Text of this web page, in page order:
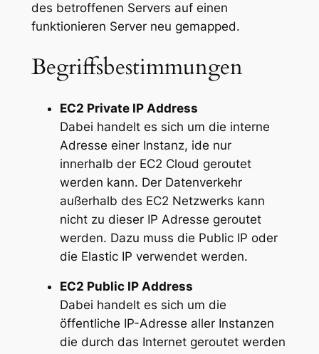
des betroffenen Servers auf einen
funktionieren Server neu gemapped.
Begriffsbestimmungen
EC2 Private IP Address
Dabei handelt es sich um die interne
Adresse einer Instanz, ide nur
innerhalb der EC2 Cloud geroutet
werden kann. Der Datenverkehr
außerhalb des EC2 Netzwerks kann
nicht zu dieser IP Adresse geroutet
werden. Dazu muss die Public IP oder
die Elastic IP verwendet werden.
EC2 Public IP Address
Dabei handelt es sich um die
öffentliche IP-Adresse aller Instanzen
die durch das Internet geroutet werden